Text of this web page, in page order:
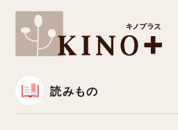
読みもの